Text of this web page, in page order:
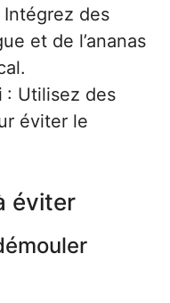
Intégrez des
et de l’ananas
: Utilisez des
éviter le
éviter